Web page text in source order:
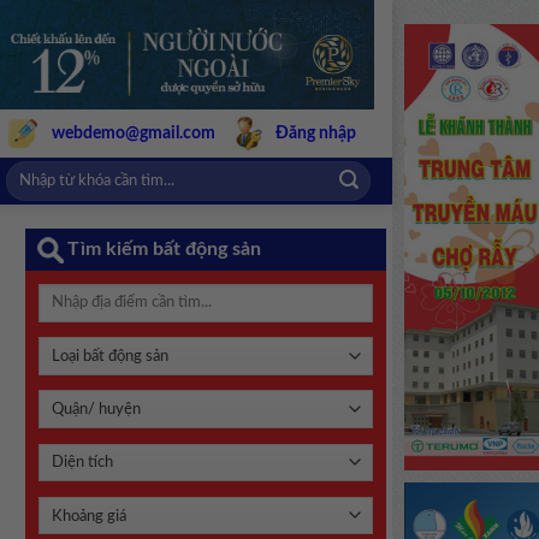
webdemo@gmail.com Đăng nhập
Tìm kiếm bất động sản